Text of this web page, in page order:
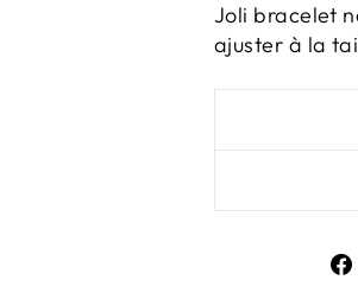
Joli bracelet
ajuster à la